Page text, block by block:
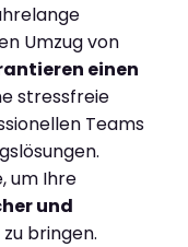
Umzug von
einen
stressfreie
Teams
um Ihre
und
bringen.